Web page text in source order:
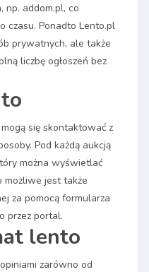
np. addom.pl, co
czasu. Ponadto Lento.pl
prywatnych, ale także
liczbę ogłoszeń bez
się skontaktować z
Pod każdą aukcją
można wyświetlać
możliwe jest także
za pomocą formularza
przez portal.
lento
zarówno od